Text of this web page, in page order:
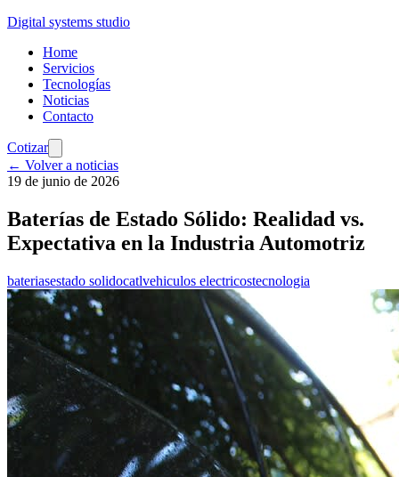
Digital systems studio
Home
Servicios
Tecnologías
Noticias
Contacto
Cotizar
← Volver a noticias
19 de junio de 2026
Baterías de Estado Sólido: Realidad vs.
Expectativa en la Industria Automotriz
bateriasestado solidocatlvehiculos electricostecnologia